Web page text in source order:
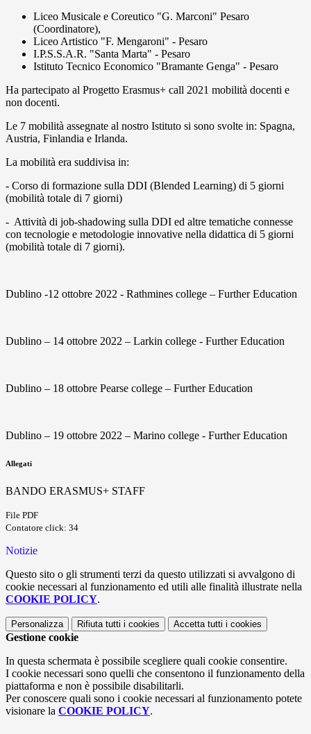
Liceo Musicale e Coreutico "G. Marconi" Pesaro
(Coordinatore),
Liceo Artistico "F. Mengaroni" - Pesaro
I.P.S.S.A.R. "Santa Marta" - Pesaro
Istituto Tecnico Economico "Bramante Genga" - Pesaro
Ha partecipato al Progetto Erasmus+ call 2021 mobilità docenti e
non docenti.
Le 7 mobilità assegnate al nostro Istituto si sono svolte in: Spagna,
Austria, Finlandia e Irlanda.
La mobilità era suddivisa in:
- Corso di formazione sulla DDI (Blended Learning) di 5 giorni
(mobilità totale di 7 giorni)
- Attività di job-shadowing sulla DDI ed altre tematiche connesse
con tecnologie e metodologie innovative nella didattica di 5 giorni
(mobilità totale di 7 giorni).
Dublino -12 ottobre 2022 - Rathmines college – Further Education
Dublino – 14 ottobre 2022 – Larkin college - Further Education
Dublino – 18 ottobre Pearse college – Further Education
Dublino – 19 ottobre 2022 – Marino college - Further Education
Allegati
BANDO ERASMUS+ STAFF
File PDF
Contatore click: 34
Notizie
Questo sito o gli strumenti terzi da questo utilizzati si avvalgono di
cookie necessari al funzionamento ed utili alle finalità illustrate nella
COOKIE POLICY.
Personalizza Rifiuta tutti i cookies Accetta tutti i cookies
Gestione cookie
In questa schermata è possibile scegliere quali cookie consentire.
I cookie necessari sono quelli che consentono il funzionamento della
piattaforma e non è possibile disabilitarli.
Per conoscere quali sono i cookie necessari al funzionamento potete
visionare la COOKIE POLICY.